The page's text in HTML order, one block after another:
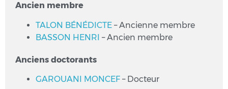
Ancien membre
TALON BÉNÉDICTE – Ancienne membre
BASSON HENRI – Ancien membre
Anciens doctorants
GAROUANI MONCEF – Docteur